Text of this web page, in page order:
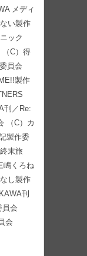
メディ
い製作
ック
（C）得
員会
製作
刊／Re:
（C）カ
製作委
末旅
嶋くろね
し製作
刊
員会
会